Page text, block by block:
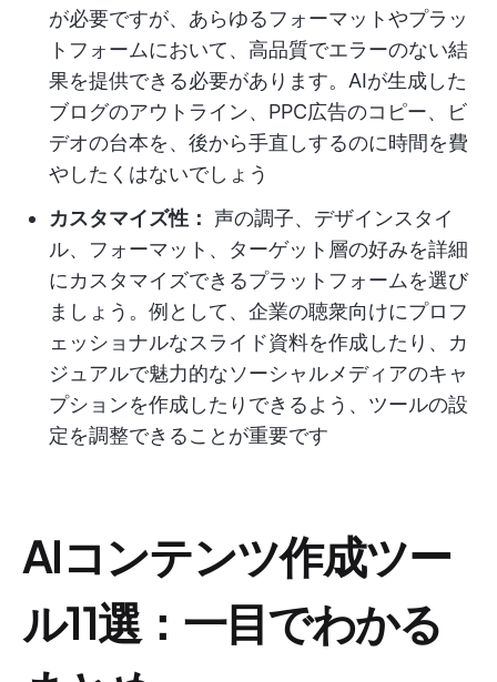
が必要ですが、あらゆるフォーマットやプラッ
トフォームにおいて、高品質でエラーのない結
果を提供できる必要があります。AIが生成した
ブログのアウトライン、PPC広告のコピー、ビ
デオの台本を、後から手直しするのに時間を費
やしたくはないでしょう
カスタマイズ性：
声の調子、デザインスタイ
ル、フォーマット、ターゲット層の好みを詳細
にカスタマイズできるプラットフォームを選び
ましょう。例として、企業の聴衆向けにプロフ
ェッショナルなスライド資料を作成したり、カ
ジュアルで魅力的なソーシャルメディアのキャ
プションを作成したりできるよう、ツールの設
定を調整できることが重要です
AIコンテンツ作成ツー
ル11選：一目でわかる